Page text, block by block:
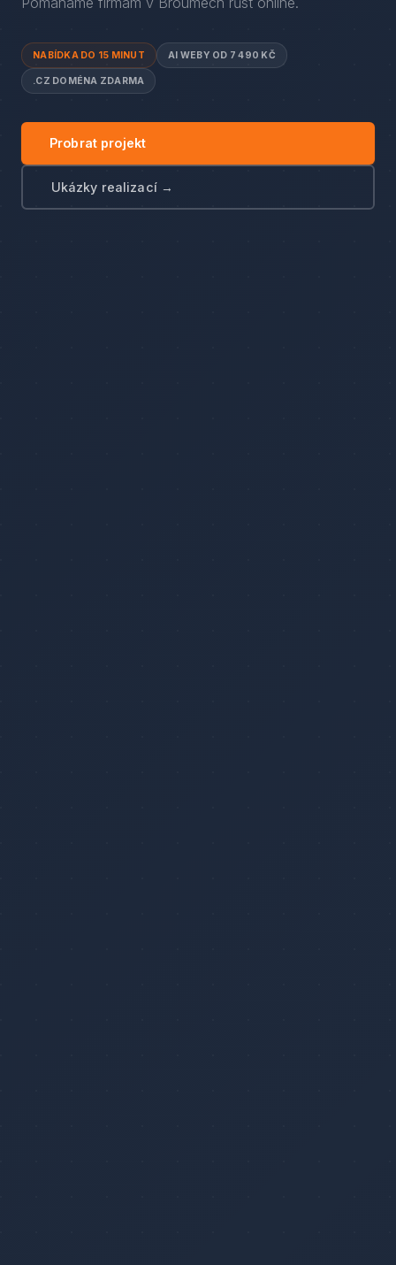
NABÍDKA DO 15 MINUT AI WEBY OD 7 490 KČ
.CZ DOMÉNA ZDARMA
Probrat projekt
Ukázky realizací →